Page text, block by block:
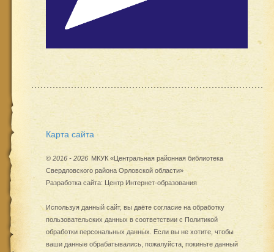
Карта сайта
© 2016 - 2026 МКУК «Центральная районная библиотека
Свердловского района Орловской области»
Разработка сайта: Центр Интернет-образования
Используя данный сайт, вы даёте согласие на обработку
пользовательских данных в соответствии с Политикой
обработки персональных данных . Если вы не хотите, чтобы
ваши данные обрабатывались, пожалуйста, покиньте данный